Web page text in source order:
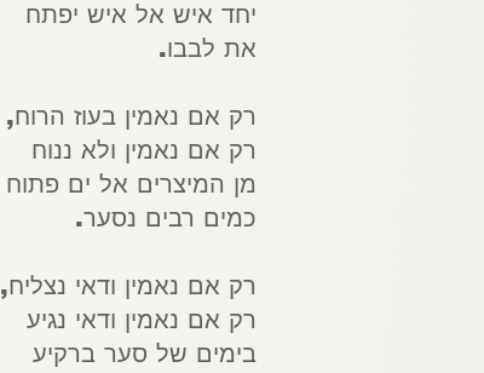
יחד איש אל איש יפתח
את לבבו.
רק אם נאמין בעוז הרוח,
רק אם נאמין ולא ננוח
מן המיצרים אל ים פתוח
כמים רבים נסער.
רק אם נאמין ודאי נצליח,
רק אם נאמין ודאי נגיע
בימים של סער ברקיע